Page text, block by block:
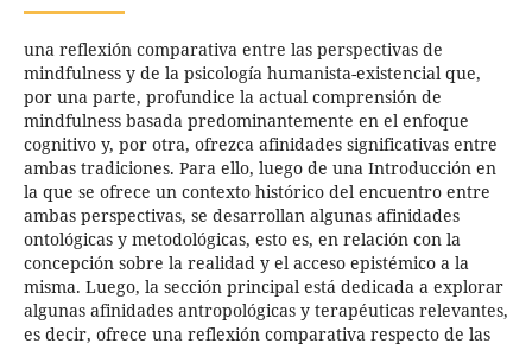
una reflexión comparativa entre las perspectivas de
mindfulness y de la psicología humanista-existencial que,
por una parte, profundice la actual comprensión de
mindfulness basada predominantemente en el enfoque
cognitivo y, por otra, ofrezca afinidades significativas entre
ambas tradiciones. Para ello, luego de una Introducción en
la que se ofrece un contexto histórico del encuentro entre
ambas perspectivas, se desarrollan algunas afinidades
ontológicas y metodológicas, esto es, en relación con la
concepción sobre la realidad y el acceso epistémico a la
misma. Luego, la sección principal está dedicada a explorar
algunas afinidades antropológicas y terapéuticas relevantes,
es decir, ofrece una reflexión comparativa respecto de las